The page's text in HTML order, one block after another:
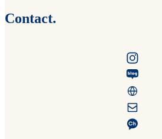
Contact.